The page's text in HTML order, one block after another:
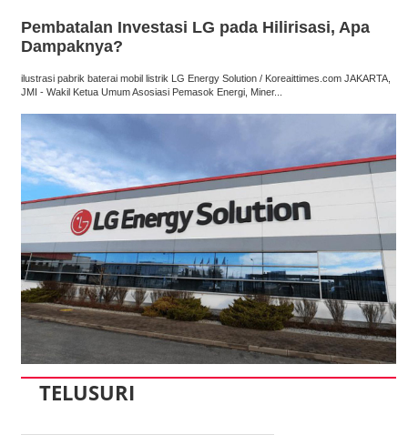
Pembatalan Investasi LG pada Hilirisasi, Apa
Dampaknya?
ilustrasi pabrik baterai mobil listrik LG Energy Solution / Koreaittimes.com JAKARTA,
JMI - Wakil Ketua Umum Asosiasi Pemasok Energi, Miner...
TELUSURI